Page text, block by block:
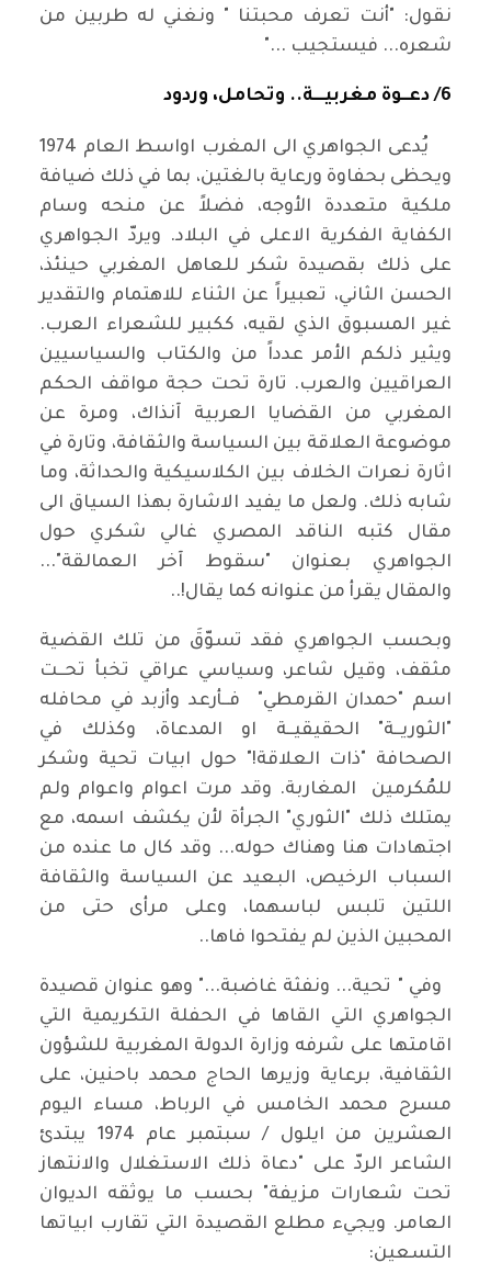
نقول: "أنت تعرف محبتنا " ونغني له طربين من
شعره... فيستجيب ..."
6/ دعــوة مغربيـــة.. وتحامل، وردود
يُدعى الجواهري الى المغرب اواسط العام 1974
ويحظى بحفاوة ورعاية بالغتين، بما في ذلك ضيافة
ملكية متعددة الأوجه، فضلاً عن منحه وسام
الكفاية الفكرية الاعلى في البلاد. ويردّ الجواهري
على ذلك بقصيدة شكر للعاهل المغربي حينئذ،
الحسن الثاني، تعبيراً عن الثناء للاهتمام والتقدير
غير المسبوق الذي لقيه، ككبير للشعراء العرب.
ويثير ذلكم الأمر عدداً من والكتاب والسياسيين
العراقيين والعرب. تارة تحت حجة مواقف الحكم
المغربي من القضايا العربية آنذاك، ومرة عن
موضوعة العلاقة بين السياسة والثقافة، وتارة في
اثارة نعرات الخلاف بين الكلاسيكية والحداثة، وما
شابه ذلك. ولعل ما يفيد الاشارة بهذا السياق الى
مقال كتبه الناقد المصري غالي شكري حول
الجواهري بعنوان "سقوط آخر العمالقة"...
والمقال يقرأ من عنوانه كما يقال!..
وبحسب الجواهري فقد تسوّقَ من تلك القضية
مثقف، وقيل شاعر، وسياسي عراقي تخبأ تحــت
اسم "حمدان القرمطي" فــأرعد وأزبد في محافله
"الثوريــة" الحقيقيــة او المدعاة، وكذلك في
الصحافة "ذات العلاقة!" حول ابيات تحية وشكر
للمُكرمين المغاربة. وقد مرت اعوام واعوام ولم
يمتلك ذلك "الثوري" الجرأة لأن يكشف اسمه، مع
اجتهادات هنا وهناك حوله... وقد كال ما عنده من
السباب الرخيص، البعيد عن السياسة والثقافة
اللتين تلبس لباسهما، وعلى مرأى حتى من
المحبين الذين لم يفتحوا فاها..
وفي " تحية... ونفثة غاضبة..." وهو عنوان قصيدة
الجواهري التي القاها في الحفلة التكريمية التي
اقامتها على شرفه وزارة الدولة المغربية للشؤون
الثقافية، برعاية وزيرها الحاج محمد باحنين، على
مسرح محمد الخامس في الرباط، مساء اليوم
العشرين من ايلول / سبتمبر عام 1974 يبتدئ
الشاعر الردّ على "دعاة ذلك الاستغلال والانتهاز
تحت شعارات مزيفة" بحسب ما يوثقه الديوان
العامر. ويجيء مطلع القصيدة التي تقارب ابياتها
التسعين: